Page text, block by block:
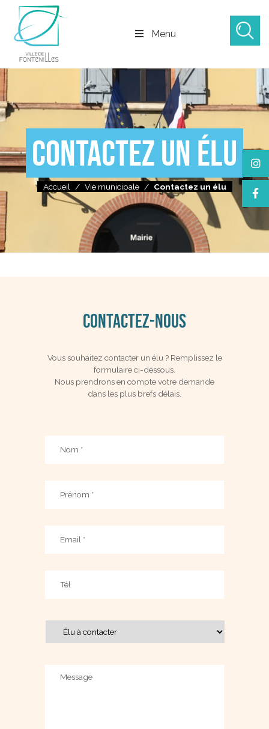
Menu
CONTACTEZ UN ÉLU
Accueil / Vie municipale / Contactez un élu
CONTACTEZ-NOUS
Vous souhaitez contacter un élu ? Remplissez le
formulaire ci-dessous.
Nous prendrons en compte votre demande
dans les plus brefs délais.
à
contacter